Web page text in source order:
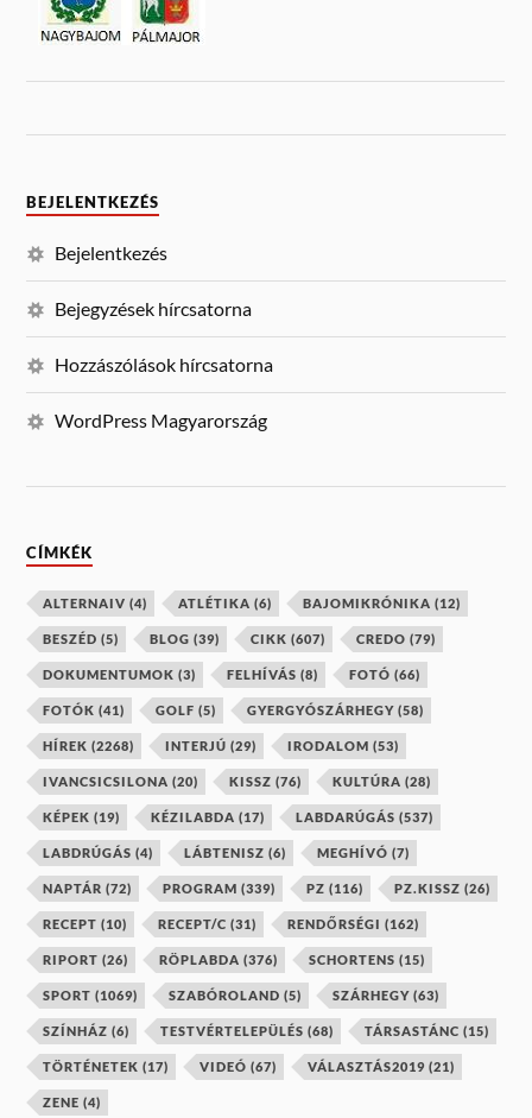
BEJELENTKEZÉS
Bejelentkezés
Bejegyzések hírcsatorna
Hozzászólások hírcsatorna
WordPress Magyarország
CÍMKÉK
ALTERNAIV (4) ATLÉTIKA (6) BAJOMIKRÓNIKA (12)
BESZÉD (5) BLOG (39) CIKK (607) CREDO (79)
DOKUMENTUMOK (3) FELHÍVÁS (8) FOTÓ (66)
FOTÓK (41) GOLF (5) GYERGYÓSZÁRHEGY (58)
HÍREK (2268) INTERJÚ (29) IRODALOM (53)
IVANCSICSILONA (20) KISSZ (76) KULTÚRA (28)
KÉPEK (19) KÉZILABDA (17) LABDARÚGÁS (537)
LABDRÚGÁS (4) LÁBTENISZ (6) MEGHÍVÓ (7)
NAPTÁR (72) PROGRAM (339) PZ (116) PZ.KISSZ (26)
RECEPT (10) RECEPT/C (31) RENDŐRSÉGI (162)
RIPORT (26) RÖPLABDA (376) SCHORTENS (15)
SPORT (1069) SZABÓROLAND (5) SZÁRHEGY (63)
SZÍNHÁZ (6) TESTVÉRTELEPÜLÉS (68) TÁRSASTÁNC (15)
TÖRTÉNETEK (17) VIDEÓ (67) VÁLASZTÁS2019 (21)
ZENE (4)